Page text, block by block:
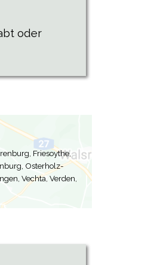
oder
Friesoythe,
Osterholz-
Vechta, Verden,